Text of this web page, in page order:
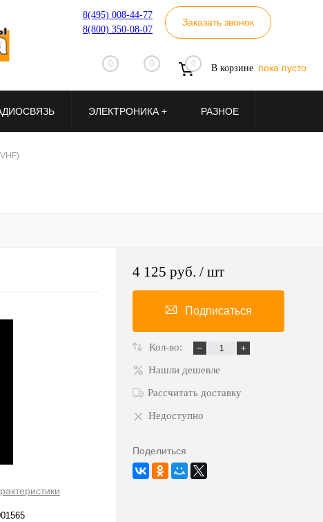
8(495) 008-44-77
8(800) 350-08-07
Заказать звонок
0 0 0 В корзине пока пусто
ЭЛЕКТРОНИКА + РАЗНОЕ
4 125 руб. / шт
Подписаться
Кол-во:
Нашли дешевле
Рассчитать доставку
Недоступно
Поделиться